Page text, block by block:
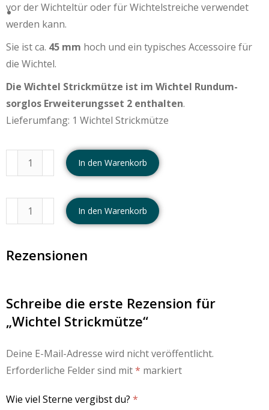
vor der Wichteltür oder für Wichtelstreiche verwendet
werden kann.
Sie ist ca. 45 mm hoch und ein typisches Accessoire für
die Wichtel.
Die Wichtel Strickmütze ist im Wichtel Rundum-
sorglos Erweiterungsset 2 enthalten.
Lieferumfang: 1 Wichtel Strickmütze
In den Warenkorb
In den Warenkorb
Rezensionen
Schreibe die erste Rezension für
„Wichtel Strickmütze“
Deine E-Mail-Adresse wird nicht veröffentlicht.
Erforderliche Felder sind mit* markiert
Wie viel Sterne vergibst du? *